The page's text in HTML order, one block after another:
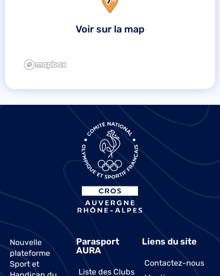
Voir sur la map
Nouvelle
plateforme
Sport et
Parasport
AURA
Liste des Clubs
Liens du site
Contactez-nous